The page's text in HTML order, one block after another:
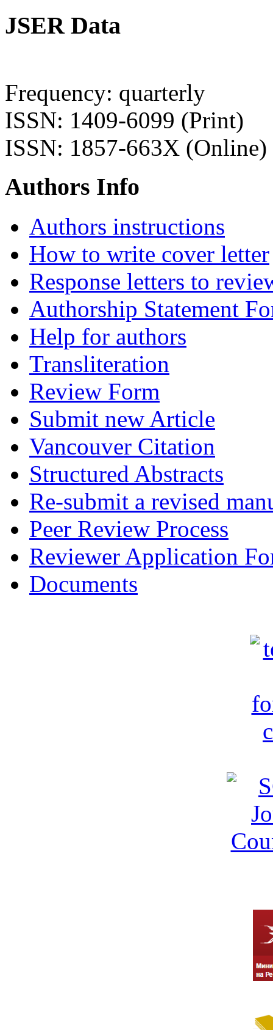
JSER Data
Frequency: quarterly
ISSN: 1409-6099 (Print)
ISSN: 1857-663X (Online)
Authors Info
Authors instructions
How to write cover letter
Response letters to
Authorship Statement
Help for authors
Transliteration
Review Form
Submit new Article
Vancouver Citation
Structured Abstracts
Re-submit a revised
Peer Review Process
Reviewer Application
Documents